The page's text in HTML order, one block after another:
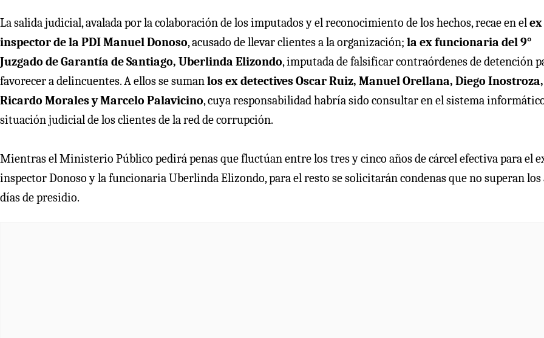
La salida judicial, avalada por la colaboración de los imputados y el reconocimiento de los hechos, recae en elex
inspector de la PDI Manuel Donoso, acusado de llevar clientes a la organización; la ex funcionaria del 9°
Juzgado de Garantía de Santiago, Uberlinda Elizondo, imputada de falsificar contraórdenes de detención
favorecer a delincuentes. A ellos se sumanlos ex detectives Oscar Ruiz, Manuel Orellana, Diego Inostroza,
Ricardo Morales y Marcelo Palavicino, cuya responsabilidad habría sido consultar en el sistema
situación judicial de los clientes de la red de corrupción.
Mientras el Ministerio Público pedirá penas que fluctúan entre los tres y cinco años de cárcel efectiva para el
inspector Donoso y la funcionaria Uberlinda Elizondo, para el resto se solicitarán condenas que no superan los
días de presidio.